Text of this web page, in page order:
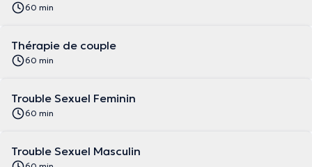
60 min
Thérapie de couple
60 min
Trouble Sexuel Feminin
60 min
Trouble Sexuel Masculin